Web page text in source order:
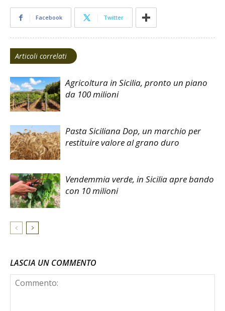
Facebook Twitter
Articoli correlati
Agricoltura in Sicilia, pronto un piano
da 100 milioni
Pasta Siciliana Dop, un marchio per
restituire valore al grano duro
Vendemmia verde, in Sicilia apre bando
con 10 milioni
LASCIA UN COMMENTO